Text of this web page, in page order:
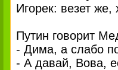
Игорек: везет
Путин говорит
- Дима, а слабо
- А давай, Вова,